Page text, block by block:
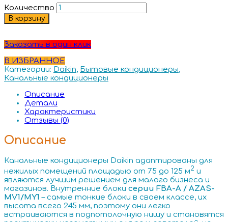
Количество
В корзину
Заказать в один клик
В ИЗБРАННОЕ
Категории: Daikin, Бытовые кондиционеры,
Канальные кондиционеры
Описание
Детали
Характеристики
Отзывы (0)
Описание
Канальные кондиционеры Daikin адаптированы для
нежилых помещений площадью от 75 до 125 м2 и
являются лучшим решением для малого бизнеса и
магазинов. Внутренние блоки серии FBA-A / AZAS-
MV1/MY1 – самые тонкие блоки в своем классе, их
высота всего 245 мм, поэтому они легко
встраиваются в подпотолочную нишу и становятся